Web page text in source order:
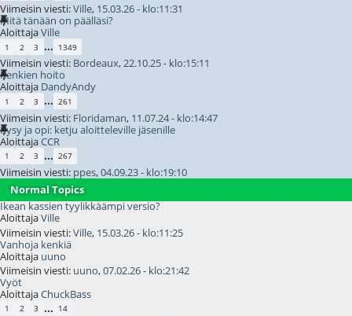
Viimeisin viesti:Ville, 15.03.26 - klo:11:31
Mitä tänään on päälläsi?
AloittajaVille
1 2 3 ... 1349
Viimeisin viesti: Bordeaux,22.10.25 - klo:15:11
Kenkien hoito
Aloittaja DandyAndy
1 2 3 ... 261
Viimeisin viesti: Floridaman, 11.07.24 - klo:14:47
Kysy ja opi: ketju aloitteleville jäsenille
AloittajaCCR
1 2 3 ... 267
Viimeisin viesti: ppes,04.09.23 - klo:19:10
Normal Topics
Ikean kassien tyylikkäämpi versio?
AloittajaVille
Viimeisin viesti:Ville, 15.03.26 - klo:11:25
Vanhoja kenkiä
Aloittaja uuno
Viimeisin viesti: uuno,07.02.26 - klo:21:42
Vyöt
AloittajaChuckBass
1 2 3 ... 14